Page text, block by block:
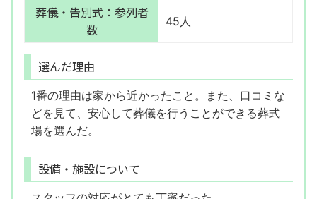
葬儀・告別式：参列者
数
45人
選んだ理由
1番の理由は家から近かったこと。また、口コミな
どを見て、安心して葬儀を行うことができる葬式
場を選んだ。
設備・施設について